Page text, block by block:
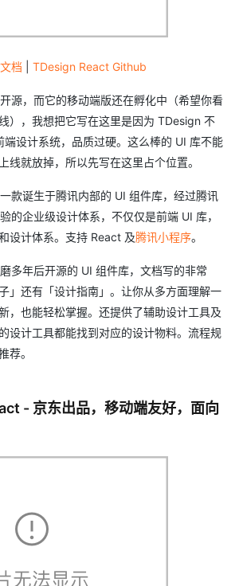
档 TDesign React Github
源，而它的移动端版还在孵化中（希望你看
），我想把它写在这里是因为 TDesign 不
端设计系统，品质过硬。这么棒的 UI 库不能
线就放掉，所以先写在这里占个位置。
款诞生于腾讯内部的 UI 组件库，经过腾讯
的企业级设计体系，不仅仅是前端 UI 库，
设计体系。支持 React 及腾讯小程序。
多年后开源的 UI 组件库，文档写的非常
」还有「设计指南」。让你从多方面理解一
，也能轻松掌握。还提供了辅助设计工具及
设计工具都能找到对应的设计物料。流程规
荐。
- 京东出品，移动端友好，面向